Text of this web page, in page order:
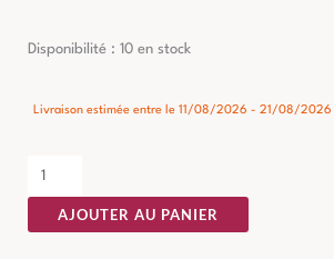
Disponibilité : 10 en stock
Livraison estimée entre le 11/08/2026 - 21/08/2026
quantité
Meuble
Manguier
Ixia
155cm
AJOUTER AU PANIER